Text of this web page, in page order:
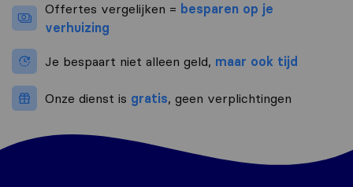
Offertes vergelijken = besparen op je
verhuizing
Je bespaart niet alleen geld, maar ook tijd
Onze dienst is gratis, geen verplichtingen